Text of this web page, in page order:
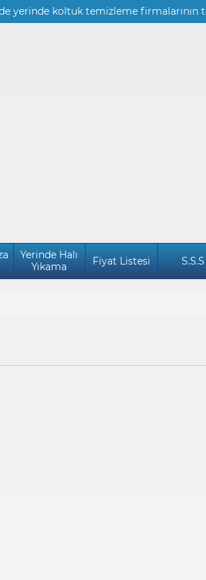
yerinde koltuk temizleme firmalarının
Yerinde Halı
Yıkama
Fiyat Listesi S.S.S